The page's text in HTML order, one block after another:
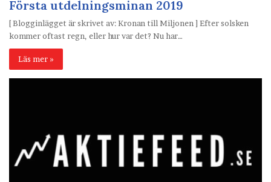
Första utdelningsminan 2019
[ Blogginlägget är skrivet av: Kronan till Miljonen ] Efter solsken
kommer oftast regn, eller hur var det? Nu har…
Läs mer »